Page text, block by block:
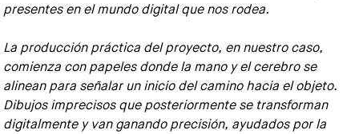
presentes en el mundo digital que nos rodea.
La producción práctica del proyecto, en nuestro caso,
comienza con papeles donde la mano y el cerebro se
alinean para señalar un inicio del camino hacia el objeto.
Dibujos imprecisos que posteriormente se transforman
digitalmente y van ganando precisión, ayudados por la